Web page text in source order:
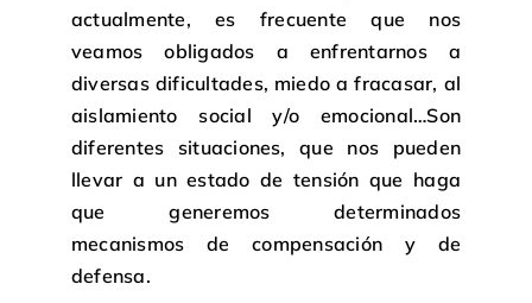
actualmente, es frecuente que nos
veamos obligados a enfrentarnos a
diversas dificultades, miedo a fracasar, al
aislamiento social y/o emocional…Son
diferentes situaciones, que nos pueden
llevar a un estado de tensión que haga
que generemos determinados
mecanismos de compensación y de
defensa.